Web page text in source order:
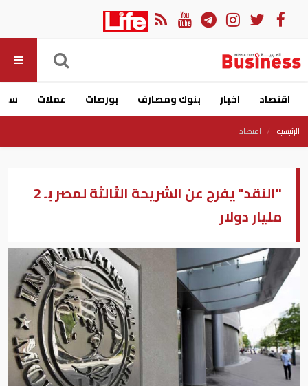
اقتصاد اخبار بنوك ومصارف بورصات عملات
الرئيسية اقتصاد
"النقد" يفرج عن الشريحة الثالثة لمصر بـ 2
مليار دولار